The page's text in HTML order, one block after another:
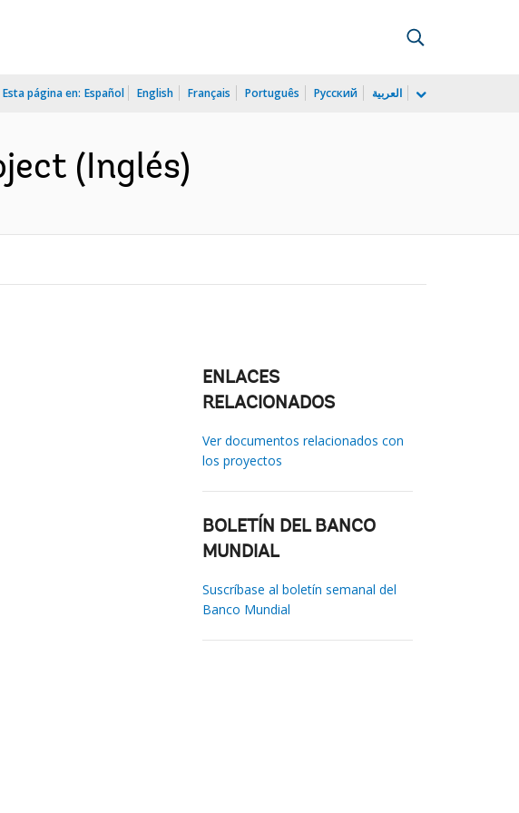
Esta página en: Español English Français Português Русский العربية
(Inglés)
ENLACES
RELACIONADOS
Ver documentos relacionados con
los proyectos
BOLETÍN DEL BANCO
MUNDIAL
Suscríbase al boletín semanal del
Banco Mundial